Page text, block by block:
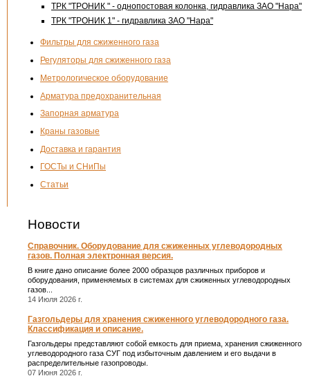
ТРК "ТРОНИК " - однопостовая колонка, гидравлика ЗАО "Нара"
ТРК "ТРОНИК 1" - гидравлика ЗАО "Нара"
Фильтры для сжиженного газа
Регуляторы для сжиженного газа
Метрологическое оборудование
Арматура предохранительная
Запорная арматура
Краны газовые
Доставка и гарантия
ГОСТы и СНиПы
Статьи
Новости
Справочник. Оборудование для сжиженных углеводородных
газов. Полная электронная версия.
В книге дано описание более 2000 образцов различных приборов и
оборудования, применяемых в системах для сжиженных углеводородных
газов...
14 Июля 2026 г.
Газгольдеры для хранения сжиженного углеводородного газа.
Классификация и описание.
Газгольдеры представляют собой емкость для приема, хранения сжиженного
углеводородного газа СУГ под избыточным давлением и его выдачи в
распределительные газопроводы.
07 Июня 2026 г.